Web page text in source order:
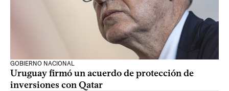
GOBIERNO NACIONAL
Uruguay firmó un acuerdo de protección de
inversiones con Qatar